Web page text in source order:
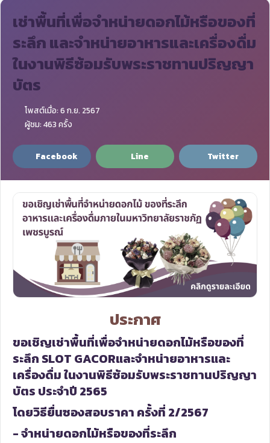
เช่าพื้นที่เพื่อจำหน่ายดอกไม้หรือของที่
ระลึก และจำหน่ายอาหารและเครื่องดื่ม
ในงานพิธีซ้อมรับพระราชทานปริญญา
บัตร
โพสต์เมื่อ: 6 ก.ย. 2567
ผู้ชม: 463 ครั้ง
Facebook Line Twitter
ประกาศ
ขอเชิญเช่าพื้นที่เพื่อจำหน่ายดอกไม้หรือของที่
ระลึก SLOT GACORและจำหน่ายอาหารและ
เครื่องดื่ม ในงานพิธีซ้อมรับพระราชทานปริญญา
บัตร ประจำปี 2565
โดยวิธียื่นซองสอบราคา ครั้งที่ 2/2567
- จำหน่ายดอกไม้หรือของที่ระลึก